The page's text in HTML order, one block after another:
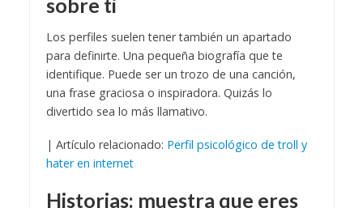
Los perfiles suelen tener también un apartado
para definirte. Una pequeña biografía que te
identifique. Puede ser un trozo de una canción,
una frase graciosa o inspiradora. Quizás lo
divertido sea lo más llamativo.
| Artículo relacionado: Perfil psicológico de troll y
hater en internet
Historias: muestra que eres